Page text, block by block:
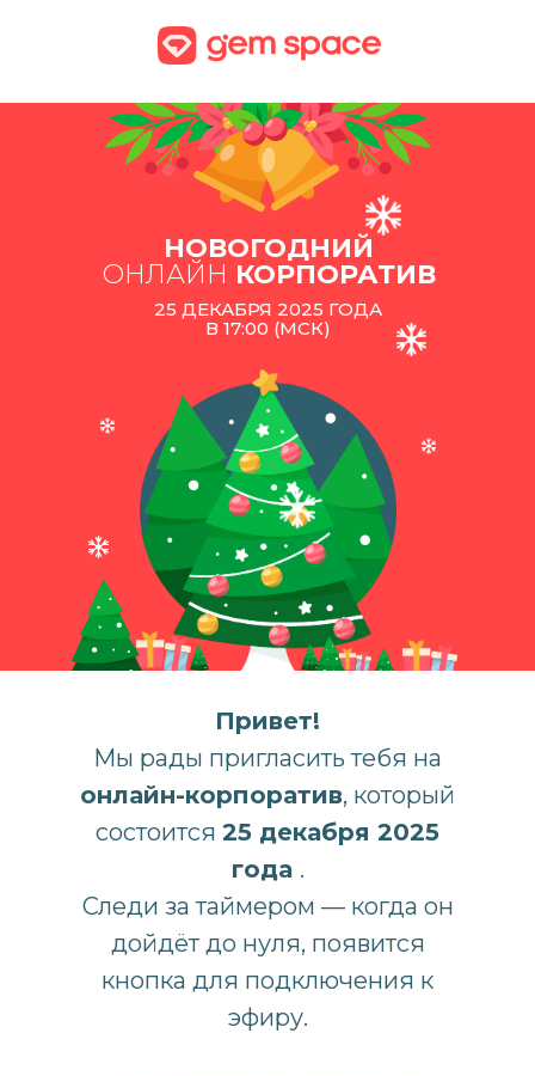
25 ДЕКАБРЯ 2025 ГОДА
В 17:00 (МСК)
НОВОГОДНИЙ
ОНЛАЙН КОРПОРАТИВ
Привет!
Мы рады пригласить тебя на
онлайн-корпоратив, который
состоится 25 декабря 2025
года .
Следи за таймером — когда он
дойдёт до нуля, появится
кнопка для подключения к
эфиру.